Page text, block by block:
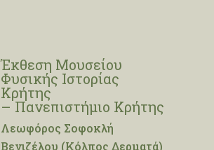
Έκθεση Μουσείου
Φυσικής Ιστορίας
Κρήτης
– Πανεπιστήμιο Κρήτης
Λεωφόρος Σοφοκλή
Βενιζέλου (Κόλπος Δερματά)